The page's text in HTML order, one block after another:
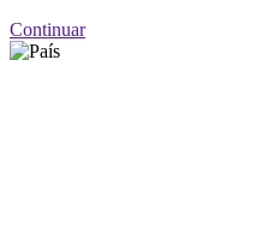
Continuar